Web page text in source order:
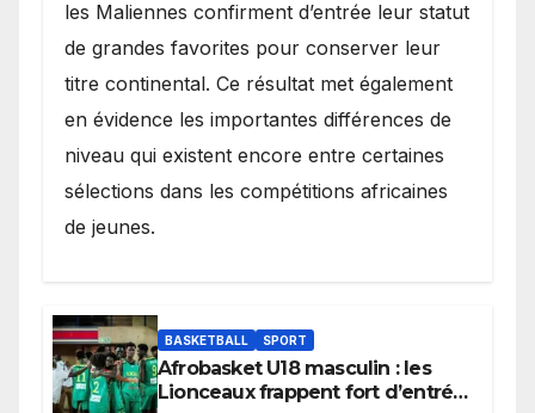
les Maliennes confirment d’entrée leur statut
de grandes favorites pour conserver leur
titre continental. Ce résultat met également
en évidence les importantes différences de
niveau qui existent encore entre certaines
sélections dans les compétitions africaines
de jeunes.
BASKETBALL SPORT
Afrobasket U18 masculin : les
Lionceaux frappent fort d’entrée